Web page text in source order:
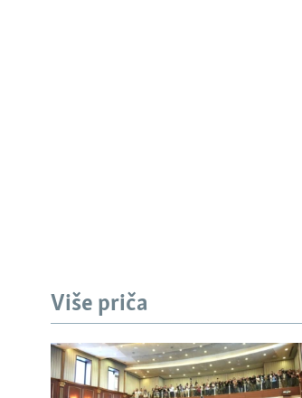
TRI DECENIJE OD RATA U BIH
SVE KARTE DEJTONA
NASTANAK I RASPAD JUGOSLAVIJE
Više priča